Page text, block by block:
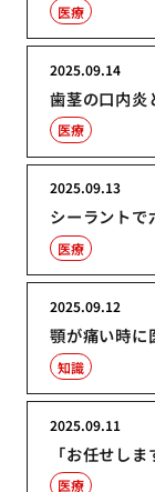
医療
歯茎の口内炎
2025.09.14
医療
シーラントで
2025.09.13
医療
顎が痛い時に
2025.09.12
知識
「お任せし
2025.09.11
医療